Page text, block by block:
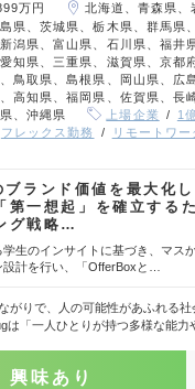
万円
北海道、青森県、
県、茨城県、栃木県、群馬県
潟県、富山県、石川県、福井
知県、三重県、滋賀県、京都
鳥取県、島根県、岡山県、広
高知県、福岡県、佐賀県、長
、沖縄県
上場企業 1
フレックス勤務 リモートワー
ランド価値を最大化し
第一想起」を確立する
グ戦略…
生のインサイトに基づき、マス
設計を行い、「OfferBoxと…
ながりで、人の可能性があふれる
は「一人ひとりが持つ多様な能力
興味あり